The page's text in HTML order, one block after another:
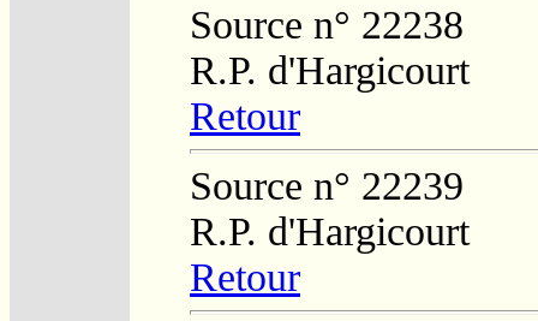
Source n° 22238
R.P. d'Hargicourt
Retour
Source n° 22239
R.P. d'Hargicourt
Retour